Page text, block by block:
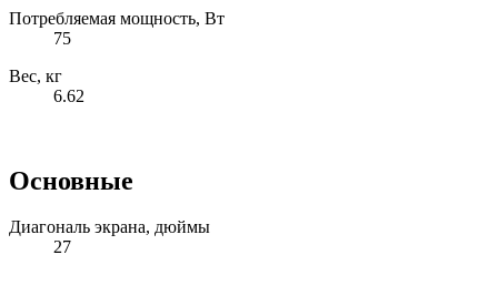
Потребляемая мощность, Вт
75
Вес, кг
6.62
Основные
Диагональ экрана, дюймы
27